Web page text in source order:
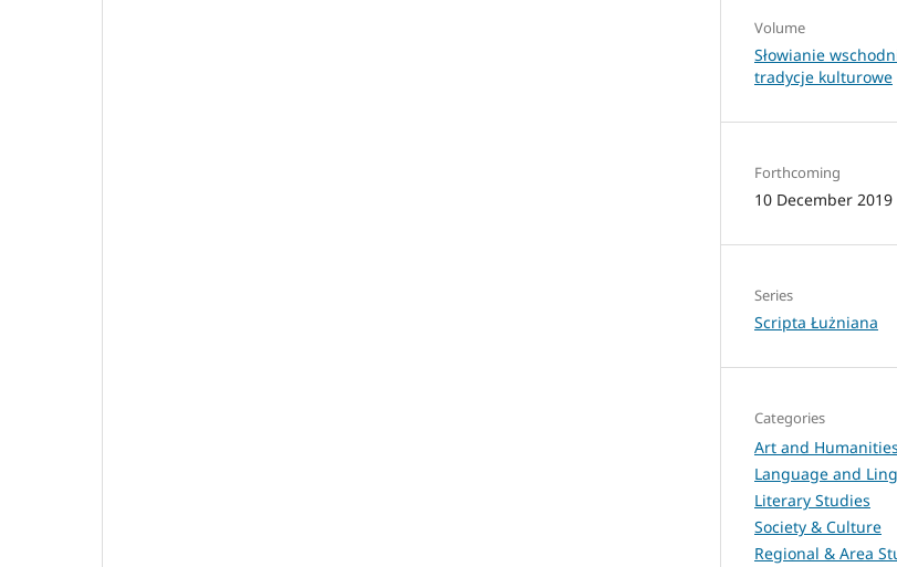
Volume
Słowianie
tradycje kulturowe
Forthcoming
10 December 2019
Series
Scripta Łużniana
Categories
Art and Humanities
Language and
Literary Studies
Society & Culture
Regional & Area